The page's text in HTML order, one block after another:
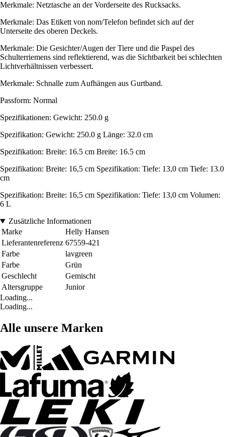
Merkmale: Netztasche an der Vorderseite des Rucksacks.
Merkmale: Das Etikett von nom/Telefon befindet sich auf der
Unterseite des oberen Deckels.
Merkmale: Die Gesichter/Augen der Tiere und die Paspel des
Schulterriemens sind reflektierend, was die Sichtbarkeit bei schlechten
Lichtverhältnissen verbessert.
Merkmale: Schnalle zum Aufhängen aus Gurtband.
Passform: Normal
Spezifikationen: Gewicht: 250.0 g
Spezifikation: Gewicht: 250.0 g Länge: 32.0 cm
Spezifikation: Breite: 16.5 cm Breite: 16.5 cm
Spezifikation: Breite: 16,5 cm Spezifikation: Tiefe: 13,0 cm Tiefe: 13.0
cm
Spezifikation: Breite: 16,5 cm Spezifikation: Tiefe: 13,0 cm Volumen:
6 L
Zusätzliche Informationen
Marke
Helly Hansen
Lieferantenreferenz 67559-421
Farbe
lavgreen
Farbe
Grün
Geschlecht
Gemischt
Altersgruppe
Junior
Loading...
Loading...
Alle unsere Marken